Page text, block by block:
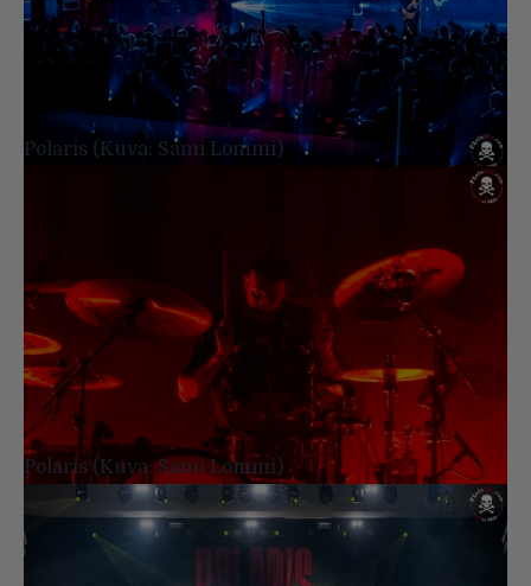
Polaris (Kuva: Sami Lommi)
Polaris (Kuva: Sami Lommi)